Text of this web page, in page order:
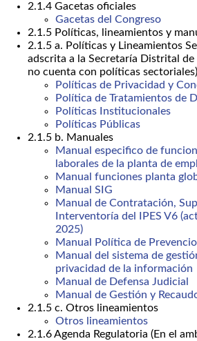
2.1.4 Gacetas oficiales
Gacetas del Congreso
2.1.5 Políticas, lineamientos y
2.1.5 a. Políticas y Lineamientos
adscrita a la Secretaría Distrital
no cuenta con políticas sectoriales)
Políticas de Privacidad y
Política de Tratamientos de
Políticas Institucionales
Políticas Públicas
2.1.5 b. Manuales
Manual especifico de
laborales de la planta de
Manual funciones planta
Manual SIG
Manual de Contratación,
Interventoría del IPES V6
2025)
Manual Política de
Manual del sistema de
privacidad de la información
Manual de Defensa Judicial
Manual de Gestión y
2.1.5 c. Otros lineamientos
Otros lineamientos
2.1.6 Agenda Regulatoria (En el